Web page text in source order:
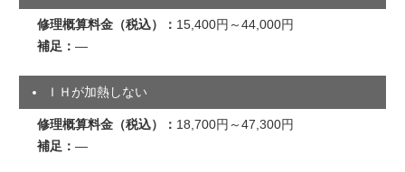
15,400円～44,000円
―
ＩＨが加熱しない
18,700円～47,300円
―